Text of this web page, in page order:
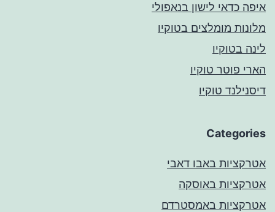
איפה כדאי לישון בנאפולי
מלונות מומלצים בטוקיו
לינה בטוקיו
הארי פוטר טוקיו
דיסנילנד טוקיו
Categories
אטרקציות באבו דאבי
אטרקציות באוסקה
אטרקציות באמסטרדם